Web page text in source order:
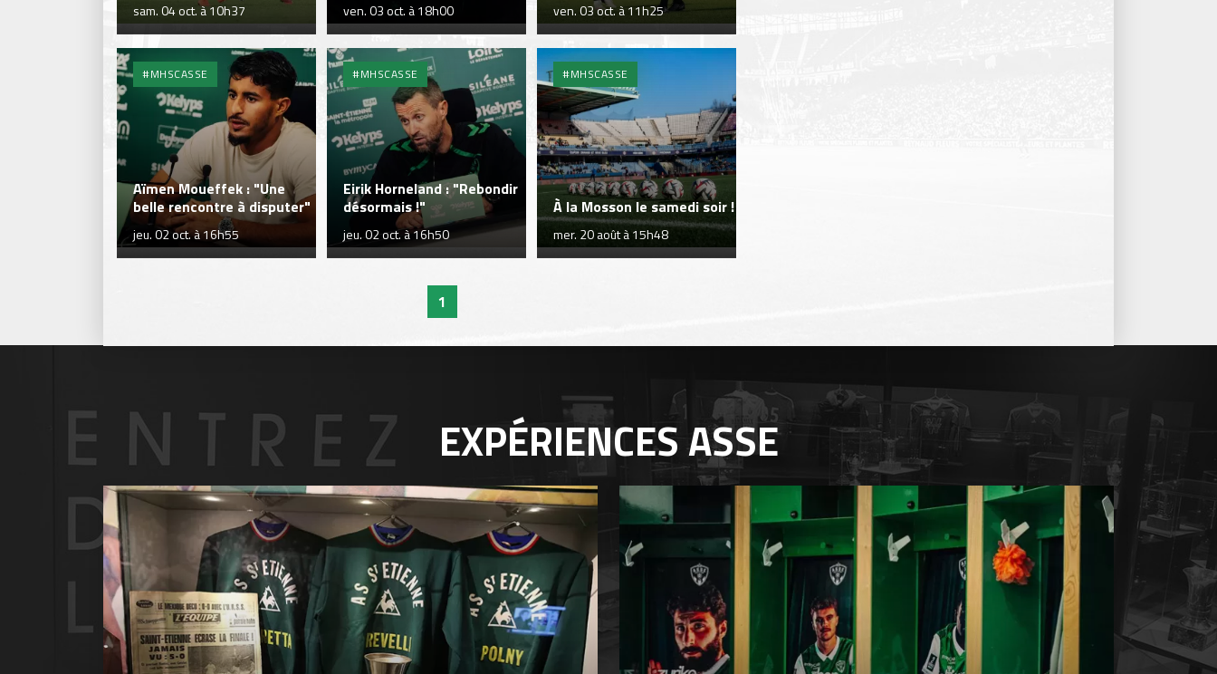
sam. 04 oct. à 10h37 ven. 03 oct. à 18h00 ven. 03 oct. à 11h25
#MHSCASSE
Aïmen Moueffek : "Une
belle rencontre à disputer"
jeu. 02 oct. à 16h55
#MHSCASSE
Eirik Horneland : "Rebondir
désormais !"
jeu. 02 oct. à 16h50
#MHSCASSE
À la Mosson le samedi soir !
mer. 20 août à 15h48
1
EXPÉRIENCESASSE